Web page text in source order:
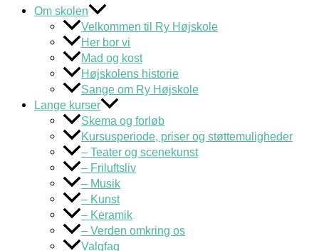
Om skolen
Velkommen til Ry Højskole
Her bor vi
Mad og kost
Højskolens historie
Sange om Ry Højskole
Lange kurser
Skema og forløb
Kursusperiode, priser og støttemuligheder
– Teater og scenekunst
– Friluftsliv
– Musik
– Kunst
– Keramik
– Verden omkring os
Valgfag